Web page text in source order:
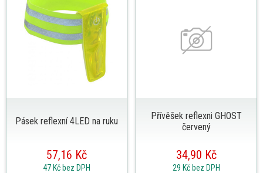
Pásek reflexní 4LED na ruku
57,16 Kč
47 Kč bez DPH
Přívěšek reflexni GHOST
červený
34,90 Kč
29 Kč bez DPH